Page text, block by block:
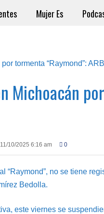
Mujer Es
Michoacán
11/10/2025 6:16 am 0
“Raymond”, no se tiene
Bedolla.
este viernes se